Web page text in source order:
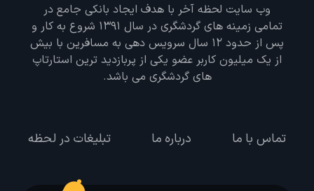
وب سایت لحظه آخر با هدف ایجاد بانکی جامع در
تمامی زمینه های گردشگری در سال 1391 شروع به کار و
پس از حدود 12 سال سرویس دهی به مسافرین با بیش
از یک میلیون کاربر عضو یکی از پربازدید ترین استارتاپ
های گردشگری می باشد.
تماس با ما درباره ما تبلیغات در لحظه